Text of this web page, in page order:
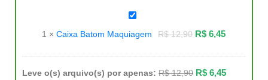
Caixa
Batom
Maquiagem
1 ×Caixa Batom Maquiagem R$12,90 R$ 6,45
Leve o(s) arquivo(s) por apenas: R$12,90 R$ 6,45